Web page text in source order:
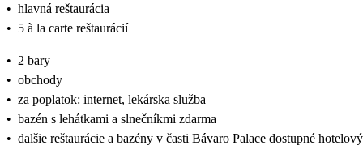
• hlavná reštaurácia
• 5 à la carte reštaurácií
• 2 bary
• obchody
• za poplatok: internet, lekárska služba
• bazén s lehátkami a slnečníkmi zdarma
• dalšie reštaurácie a bazény v časti Bávaro Palace dostupné